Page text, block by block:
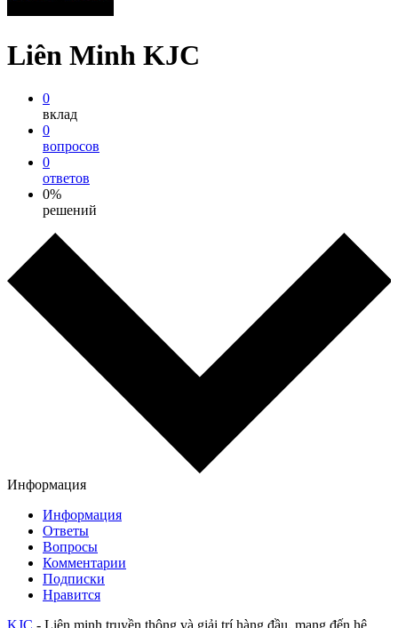
Liên Minh KJC
0
вклад
0
вопросов
0
ответов
0%
решений
Информация
Информация
Ответы
Вопросы
Комментарии
Подписки
Нравится